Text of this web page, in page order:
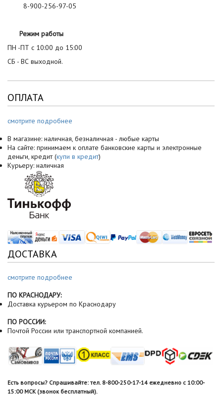
8-900-256-97-05
Режим работы
ПН -ПТ с 10:00 до 15:00
СБ - ВС выходной.
ОПЛАТА
смотрите подробнее
В магазине: наличная, безналичная - любые карты
На сайте: принимаем к оплате банковские карты и электронные
деньги, кредит (купи в кредит)
Курьеру: наличная
ДОСТАВКА
смотрите подробнее
ПО КРАСНОДАРУ:
Доставка курьером по Краснодару
ПО РОССИИ:
Почтой России или транспортной компанией.
Есть вопросы? Спрашивайте: тел. 8-800-250-17-14 ежедневно с 10:00-
15:00 МСК (звонок бесплатный).